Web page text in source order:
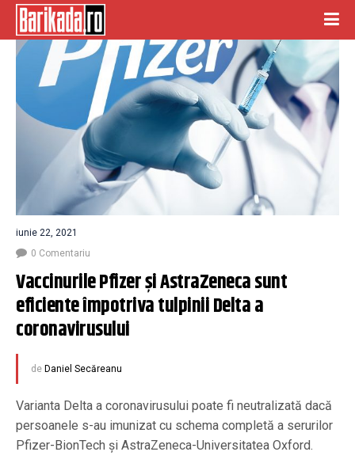
iunie 22, 2021
0 Comentariu
Vaccinurile Pfizer şi AstraZeneca sunt
eficiente împotriva tulpinii Delta a
coronavirusului
de Daniel Secăreanu
Varianta Delta a coronavirusului poate fi neutralizată dacă
persoanele s-au imunizat cu schema completă a serurilor
Pfizer-BionTech şi AstraZeneca-Universitatea Oxford.